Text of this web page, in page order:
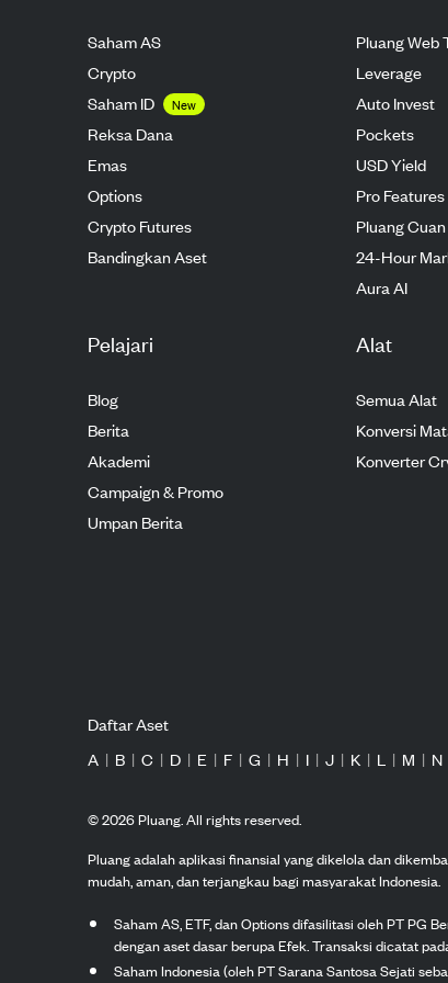
Saham AS
Crypto
Saham ID
New
Reksa Dana
Emas
Options
Crypto Futures
Bandingkan Aset
Pluang Web
Leverage
Auto Invest
Pockets
USD Yield
Pro Features
Pluang Cuan
24-Hour
Aura AI
Pelajari
Blog
Berita
Akademi
Campaign & Promo
Umpan Berita
Alat
Semua Alat
Konversi
Konverter
Daftar Aset
A | B | C | D | E | F | G | H | I | J | K | L | M | N
©2026Pluang. All rights reserved.
Pluang adalah aplikasi finansial yang dikelola dan
mudah, aman, dan terjangkau bagi masyarakat Indonesia.
Saham AS, ETF, dan Options difasilitasi oleh PT PG
dengan aset dasar berupa Efek. Transaksi dicatat
Saham Indonesia (oleh PT Sarana Santosa Sejati